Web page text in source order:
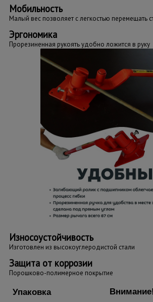
Мобильность
Малый вес позволяет с легкостью перемещать
Эргономика
Прорезиненная рукоять удобно ложится в руку
Износоустойчивость
Изготовлен из высокоуглеродистой стали
Защита от коррозии
Порошково-полимерное покрытие
Упаковка Внимание!